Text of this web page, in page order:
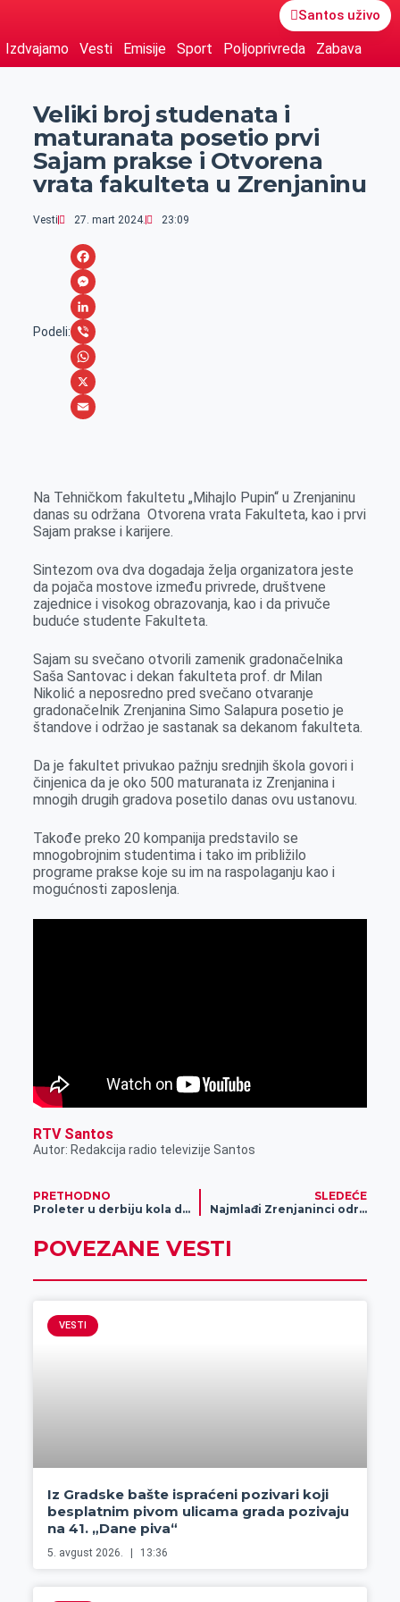
Santos uživo
Izdvajamo Vesti Emisije Sport Poljoprivreda Zabava
Veliki broj studenata i
maturanata posetio prvi
Sajam prakse i Otvorena
vrata fakulteta u Zrenjaninu
Vesti 27. mart 2024. 23:09
Podeli:
F
a
c
e
b
o
M
e
s
s
e
r
L
i
n
k
n
V
i
b
W
h
A
p
X
i
Na Tehničkom fakultetu „Mihajlo Pupin“ u Zrenjaninu
danas su održana Otvorena vrata Fakulteta, kao i prvi
Sajam prakse i karijere.
Sintezom ova dva dogadaja želja organizatora jeste
da pojača mostove između privrede, društvene
zajednice i visokog obrazovanja, kao i da privuče
buduće studente Fakulteta.
Sajam su svečano otvorili zamenik gradonačelnika
Saša Santovac i dekan fakulteta prof. dr Milan
Nikolić a neposredno pred svečano otvaranje
gradonačelnik Zrenjanina Simo Salapura posetio je
štandove i održao je sastanak sa dekanom fakulteta.
Da je fakultet privukao pažnju srednjih škola govori i
činjenica da je oko 500 maturanata iz Zrenjanina i
mnogih drugih gradova posetilo danas ovu ustanovu.
Takođe preko 20 kompanija predstavilo se
mnogobrojnim studentima i tako im približilo
programe prakse koje su im na raspolaganju kao i
mogućnosti zaposlenja.
RTV Santos
Autor: Redakcija radio televizije Santos
PRETHODNO
Proleter u derbiju kola dočekuje zemunski Borac
SLEDEĆE
Najmlađi Zrenjaninci održali humanitarni koncert za Mateju Kačavendu
POVEZANE VESTI
VESTI
Iz Gradske bašte ispraćeni pozivari koji
besplatnim pivom ulicama grada pozivaju
na 41. „Dane piva“
5. avgust 2026. 13:36